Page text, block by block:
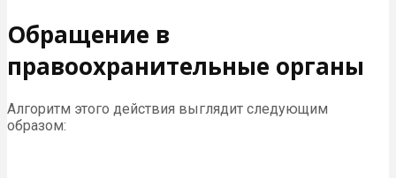
Обращение в
правоохранительные органы
Алгоритм этого действия выглядит следующим
образом: